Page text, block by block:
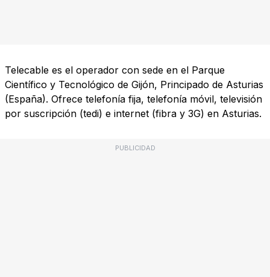
Telecable es el operador con sede en el Parque
Científico y Tecnológico de Gijón, Principado de Asturias
(España). Ofrece telefonía fija, telefonía móvil, televisión
por suscripción (tedi) e internet (fibra y 3G) en Asturias.
PUBLICIDAD